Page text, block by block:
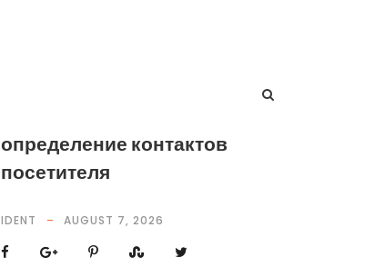
определение контактов
посетителя
IDENT AUGUST 7, 2026